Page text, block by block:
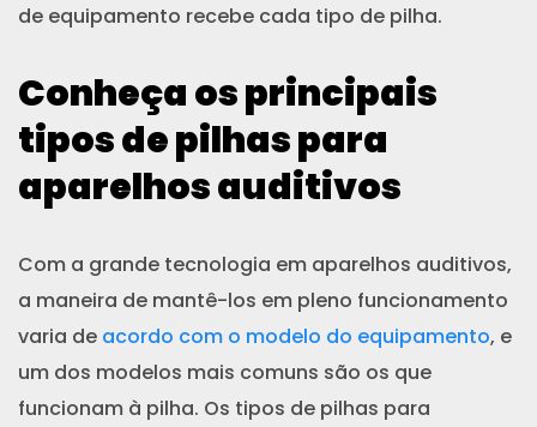
de equipamento recebe cada tipo de pilha.
Conheça os principais
tipos de pilhas para
aparelhos auditivos
Com a grande tecnologia em aparelhos auditivos,
a maneira de mantê-los em pleno funcionamento
varia de acordo com o modelo do equipamento, e
um dos modelos mais comuns são os que
funcionam à pilha. Os tipos de pilhas para